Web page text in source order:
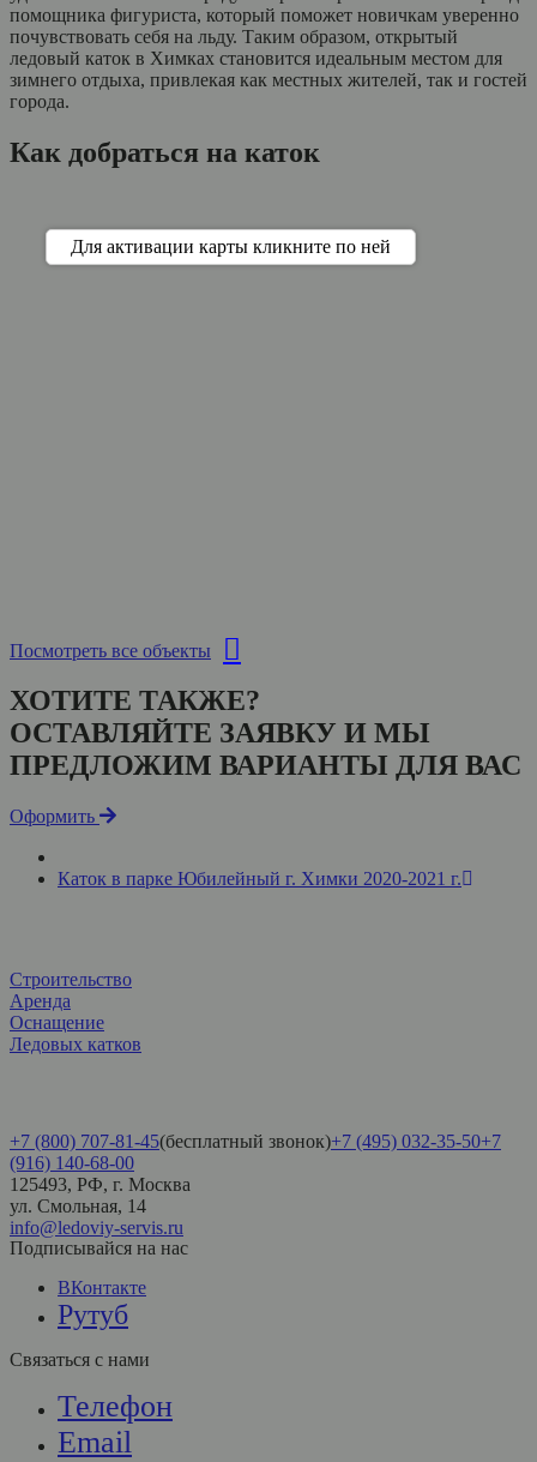
помощника фигуриста, который поможет новичкам уверенно
почувствовать себя на льду. Таким образом, открытый
ледовый каток в Химках становится идеальным местом для
зимнего отдыха, привлекая как местных жителей, так и гостей
города.
Как добраться на каток
Для активации карты кликните по ней
Посмотреть все объекты
ХОТИТЕ ТАКЖЕ?
ОСТАВЛЯЙТЕ ЗАЯВКУ И МЫ
ПРЕДЛОЖИМ ВАРИАНТЫ ДЛЯ ВАС
Оформить
Каток в парке Юбилейный г. Химки 2020‑2021 г.
Строительство
Аренда
Оснащение
Ледовых катков
+7 (800) 707-81-45(бесплатный звонок)+7 (495) 032-35-50+7
(916) 140-68-00
125493, РФ, г. Москва
ул. Смольная, 14
info@ledoviy-servis.ru
Подписывайся на нас
ВКонтакте
Рутуб
Связаться с нами
Телефон
Email